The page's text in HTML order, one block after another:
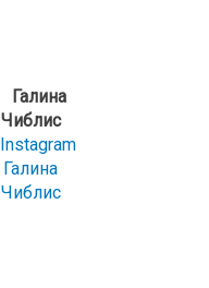
Instagram
Галина
Чиблис